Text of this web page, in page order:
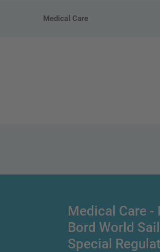
Medical Care
Medical Care -
Bord World
Special